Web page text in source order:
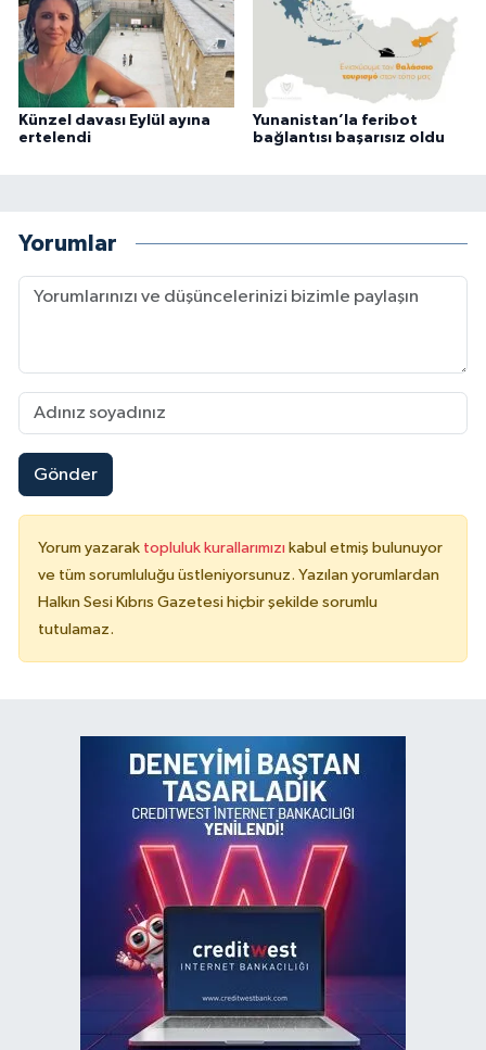
Künzel davası Eylül ayına
ertelendi
Yunanistan’la feribot
bağlantısı başarısız oldu
Yorumlar
Gönder
Yorum yazarak topluluk kurallarımızı kabul etmiş bulunuyor
ve tüm sorumluluğu üstleniyorsunuz. Yazılan yorumlardan
Halkın Sesi Kıbrıs Gazetesi hiçbir şekilde sorumlu
tutulamaz.